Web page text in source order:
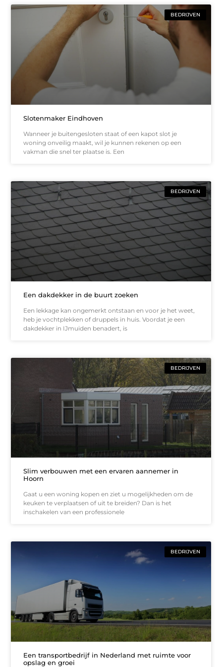
BEDRIJVEN
Slotenmaker Eindhoven
Wanneer je buitengesloten staat of een kapot slot je
woning onveilig maakt, wil je kunnen rekenen op een
vakman die snel ter plaatse is. Een
BEDRIJVEN
Een dakdekker in de buurt zoeken
Een lekkage kan ongemerkt ontstaan en voor je het weet,
heb je vochtplekken of druppels in huis. Voordat je een
dakdekker in IJmuiden benadert, is
BEDRIJVEN
Slim verbouwen met een ervaren aannemer in
Hoorn
Gaat u een woning kopen en ziet u mogelijkheden om de
keuken te verplaatsen of uit te breiden? Dan is het
inschakelen van een professionele
BEDRIJVEN
Een transportbedrijf in Nederland met ruimte voor
opslag en groei